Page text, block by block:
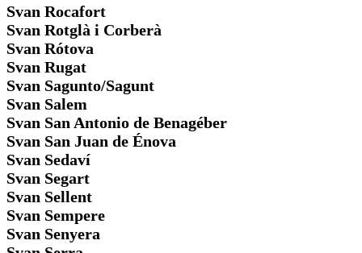
Svan Rocafort
Svan Rotglà i Corberà
Svan Rótova
Svan Rugat
Svan Sagunto/Sagunt
Svan Salem
Svan San Antonio de Benagéber
Svan San Juan de Énova
Svan Sedaví
Svan Segart
Svan Sellent
Svan Sempere
Svan Senyera